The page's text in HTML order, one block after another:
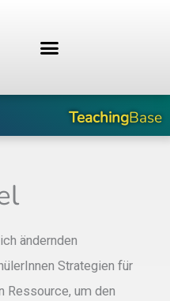
TeachingBase
ändernden
Strategien für
Ressource, um den